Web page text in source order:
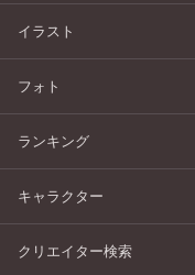
イラスト
フォト
ランキング
キャラクター
クリエイター検索